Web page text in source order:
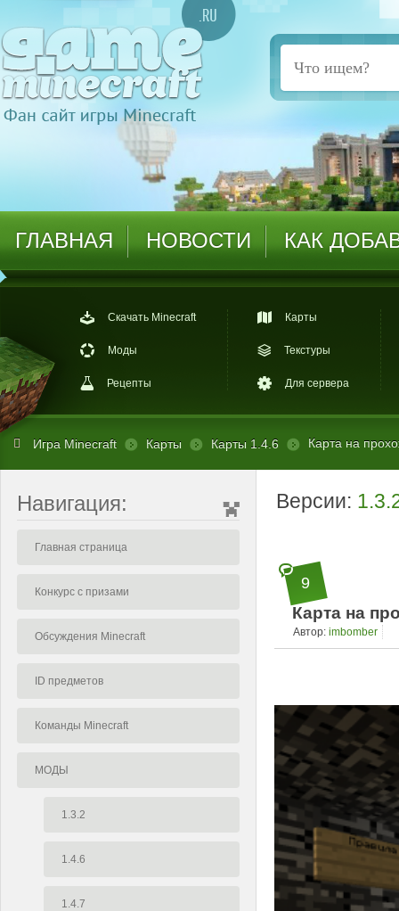
ГЛАВНАЯ НОВОСТИ КАК
Скачать Minecraft
Моды
Рецепты
Карты
Текстуры
Для сервера
Игра Minecraft Карты Карты 1.4.6 Карта на
Навигация:
Главная страница
Конкурс с призами
Обсуждения Minecraft
ID предметов
Команды Minecraft
МОДЫ
1.3.2
1.4.6
1.4.7
Версии:
9
Карта на
Автор: imbomber